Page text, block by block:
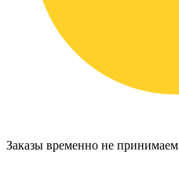
Заказы временно не принимаем